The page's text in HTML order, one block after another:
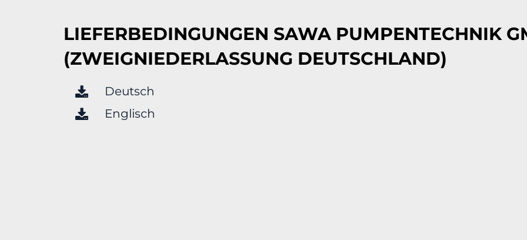
LIEFERBEDINGUNGEN SAWA PUMPENTECHNIK
(ZWEIGNIEDERLASSUNG DEUTSCHLAND)
Deutsch
Englisch